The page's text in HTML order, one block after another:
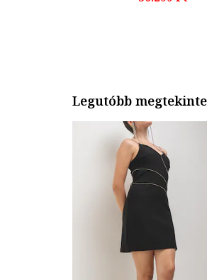
Legutóbb